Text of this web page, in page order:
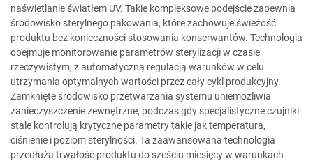
naświetlanie światłem UV. Takie kompleksowe podejście zapewnia
środowisko sterylnego pakowania, które zachowuje świeżość
produktu bez konieczności stosowania konserwantów. Technologia
obejmuje monitorowanie parametrów sterylizacji w czasie
rzeczywistym, z automatyczną regulacją warunków w celu
utrzymania optymalnych wartości przez cały cykl produkcyjny.
Zamknięte środowisko przetwarzania systemu uniemożliwia
zanieczyszczenie zewnętrzne, podczas gdy specjalistyczne czujniki
stale kontrolują krytyczne parametry takie jak temperatura,
ciśnienie i poziom sterylności. Ta zaawansowana technologia
przedłuża trwałość produktu do sześciu miesięcy w warunkach